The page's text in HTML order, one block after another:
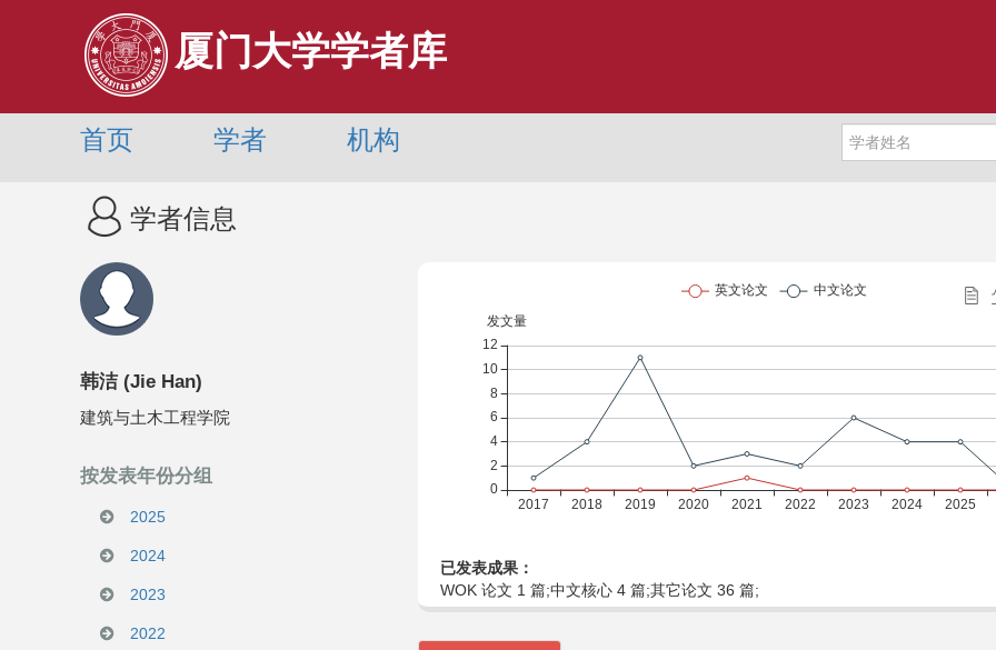
厦门大学学者库
首页 学者 机构
学者信息
韩洁 (Jie Han)
建筑与土木工程学院
按发表年份分组
2025
2024
2023
2022
已发表成果：
WOK 论文 1 篇;中文核心 4 篇;其它论文 36 篇;